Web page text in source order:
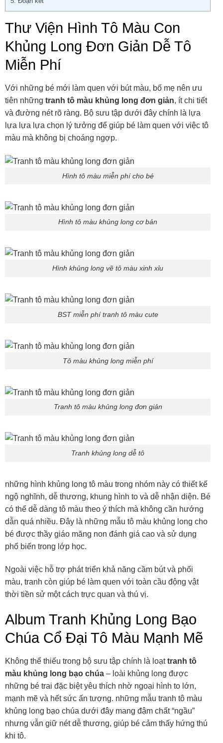
Thư Viện Hình Tô Màu Con
Khủng Long Đơn Giản Dễ Tô
Miễn Phí
Với những bé mới làm quen với bút màu, bố mẹ nên ưu
tiên những tranh tô màu khủng long đơn giản, ít chi tiết
và đường nét rõ ràng. Bộ sưu tập dưới đây chính là lựa
lựa lựa lựa chọn lý tưởng để giúp bé làm quen với việc tô
màu mà không bị choáng ngợp.
Hình tô màu miễn phí cho bé
Hình tô màu khủng long cơ bản
Hình khủng long vẽ tô màu xinh xỉu
BST miễn phí tranh tô màu cute
Tô màu khủng long miễn phí
Tranh tô màu khủng long đơn giản
Tranh khủng long dễ tô
những hình khủng long tô màu trong nhóm này có thiết kế
ngộ nghĩnh, dễ thương, khung hình to và dễ nhận diện. Bé
có thể dễ dàng tô màu theo ý thích mà không cần hướng
dẫn quá nhiều. Đây là những mẫu tô màu khủng long cho
bé được thầy giáo măng non đánh giá cao và sử dụng
phổ biến trong lớp học.
Ngoài việc hỗ trợ phát triển khả năng cầm bút và phối
màu, tranh còn giúp bé làm quen với toàn cầu động vật
thời tiền sử một cách trực quan và thú vị.
Album Tranh Khủng Long Bạo
Chúa Cổ Đại Tô Màu Mạnh Mẽ
Không thể thiếu trong bộ sưu tập chính là loạttranh tô
màu khủng long bạo chúa – loài khủng long được
những bé trai đặc biệt yêu thích nhờ ngoại hình to lớn,
mạnh mẽ và hết sức ấn tượng. những mẫu tranh tô màu
khủng long bạo chúa dưới đây mang đậm chất “ngầu”
nhưng vẫn giữ nét dễ thương, giúp bé cảm thấy hứng thú
khi tô.